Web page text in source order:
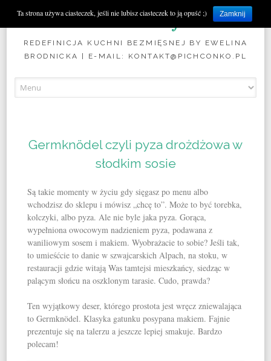
Pichconko.pl
REDEFINICJA KUCHNI BEZMIĘSNEJ BY EWELINA
BRODNICKA | E-MAIL: KONTAKT@PICHCONKO.PL
Germknödel czyli pyza drożdżowa w
słodkim sosie
Są takie momenty w życiu gdy sięgasz po menu albo
wchodzisz do sklepu i mówisz „chcę to”. Może to być torebka,
kolczyki, albo pyza. Ale nie byle jaka pyza. Gorąca,
wypełniona owocowym nadzieniem pyza, podawana z
waniliowym sosem i makiem. Wyobrażacie to sobie? Jeśli tak,
to umieśćcie to danie w szwajcarskich Alpach, na stoku, w
restauracji gdzie witają Was tamtejsi mieszkańcy, siedząc w
palącym słońcu na oszklonym tarasie. Cudo, prawda?
Ten wyjątkowy deser, którego prostota jest wręcz zniewalająca
to Germknödel. Klasyka gatunku posypana makiem. Fajnie
prezentuje się na talerzu a jeszcze lepiej smakuje. Bardzo
polecam!
Ta strona używa ciasteczek, jeśli nie lubisz ciasteczek to ją opuść ;) Zamknij